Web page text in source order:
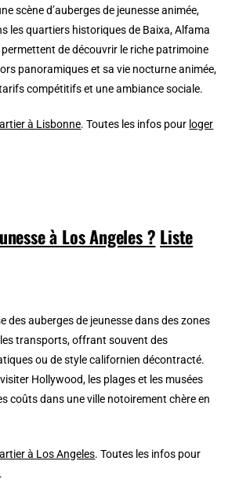
scène d’auberges de jeunesse animée,
les quartiers historiques de Baixa, Alfama
de découvrir le riche patrimoine
panoramiques et sa vie nocturne animée,
compétitifs et une ambiance sociale.
à Lisbonne. Toutes les infos pour loger
à Los Angeles ? Liste
des auberges de jeunesse dans des zones
transports, offrant souvent des
ou de style californien décontracté.
Hollywood, les plages et les musées
coûts dans une ville notoirement chère en
à Los Angeles. Toutes les infos pour
.